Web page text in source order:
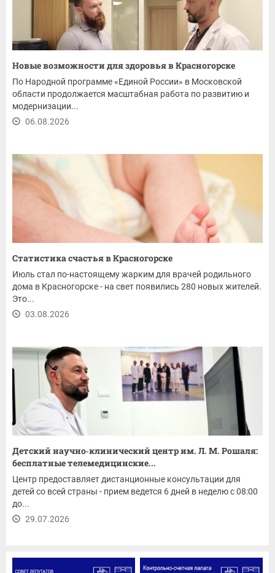
Новые возможности для здоровья в Красногорске
По Народной программе «Единой России» в Московской
области продолжается масштабная работа по развитию и
модернизации...
06.08.2026
Статистика счастья в Красногорске
Июль стал по-настоящему жарким для врачей родильного
дома в Красногорске - на свет появились 280 новых жителей.
Это...
03.08.2026
Детский научно‑клинический центр им. Л. М. Рошаля:
бесплатные телемедицинские...
Центр предоставляет дистанционные консультации для
детей со всей страны - прием ведется 6 дней в неделю с 08:00
до...
29.07.2026